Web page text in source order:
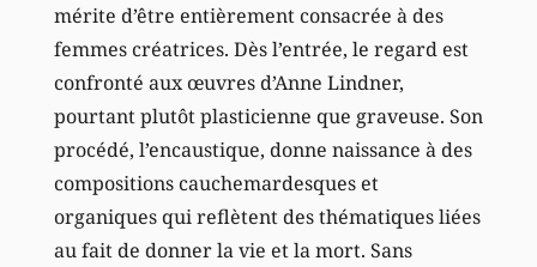
mérite d’être entièrement consacrée à des
femmes créatrices. Dès l’entrée, le regard est
confronté aux œuvres d’Anne Lindner,
pourtant plutôt plasticienne que graveuse. Son
procédé, l’encaustique, donne naissance à des
compositions cauchemardesques et
organiques qui reflètent des thématiques liées
au fait de donner la vie et la mort. Sans